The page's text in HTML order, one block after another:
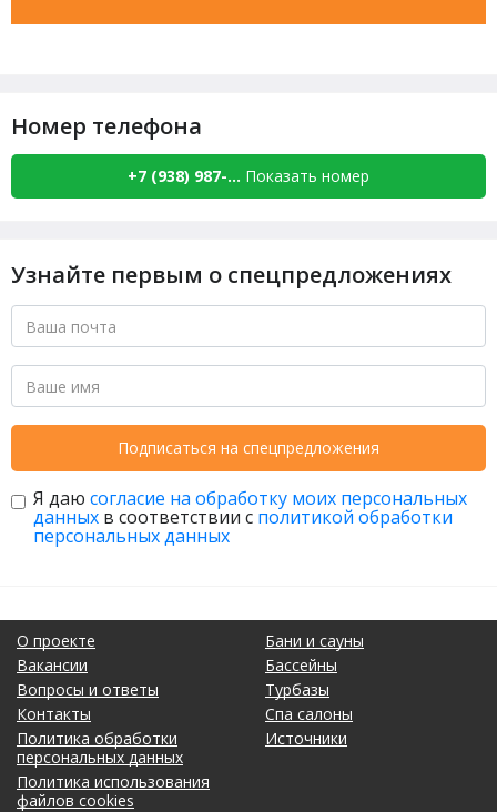
Номер телефона
+7 (938) 987-... Показать номер
Узнайте первым о спецпредложениях
Подписаться на спецпредложения
Я даю согласие на обработку моих персональных
данных в соответствии с политикой обработки
персональных данных
О проекте
Вакансии
Вопросы и ответы
Контакты
Политика обработки
персональных данных
Политика использования
файлов cookies
Бани и сауны
Бассейны
Турбазы
Спа салоны
Источники